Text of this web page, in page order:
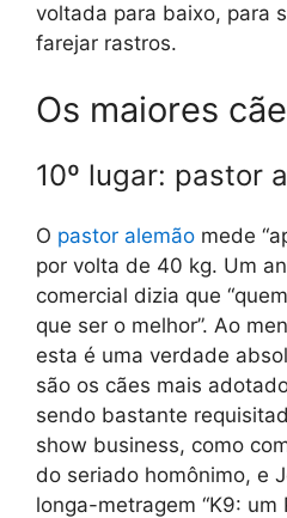
voltada para baixo, para
farejar rastros.
Os maiores
10º lugar: pastor
O pastor alemão mede
por volta de 40 kg. Um
comercial dizia que
que ser o melhor”. Ao
esta é uma verdade
são os cães mais
sendo bastante
show business, como
do seriado homônimo, e
longa-metragem “K9: um